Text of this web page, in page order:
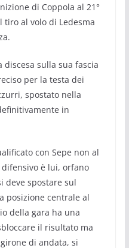
di Coppola al 21°
al volo di Ledesma
sulla sua fascia
per la testa dei
spostato nella
in
con Sepe non al
difensivo è lui, orfano
deve spostare sul
posizione centrale al
della gara ha una
il risultato ma
di andata, si